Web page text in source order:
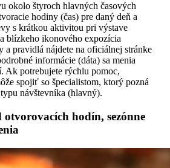
okolo štyroch hlavných časových
hodiny (čas) pre daný deň a
s krátkou aktivitou pri výstave
blízkeho ikonového expozícia
a pravidlá nájdete na oficiálnej stránke
informácie (dáta) sa menia
Ak potrebujete rýchlu pomoc,
spojiť so špecialistom, ktorý pozná
návštevníka (hlavný).
hodín, sezónne